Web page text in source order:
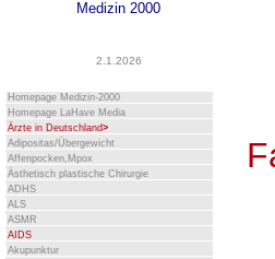
Medizin 2000
2.1.2026
Homepage Medizin-2000
Homepage LaHave Media
Ärzte in Deutschland>
Adipositas/Übergewicht
Affenpocken,Mpox
Ästhetisch plastische Chirurgie
ADHS
ALS
ASMR
AIDS
Akupunktur